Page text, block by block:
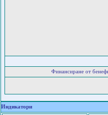
Финансиране от
Индикатори